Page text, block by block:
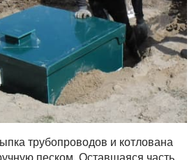
трубопроводов и котлована